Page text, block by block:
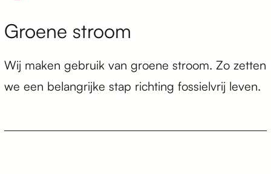
Groene stroom
Wij maken gebruik van groene stroom. Zo zetten
we een belangrijke stap richting fossielvrij leven.